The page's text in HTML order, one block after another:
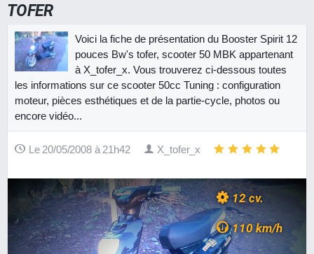
TOFER
Voici la fiche de présentation du Booster Spirit 12
pouces Bw's tofer, scooter 50 MBK appartenant
à X_tofer_x. Vous trouverez ci-dessous toutes
les informations sur ce scooter 50cc Tuning : configuration
moteur, pièces esthétiques et de la partie-cycle, photos ou
encore vidéo...
Le 20/05/2008 à 21h42 X_tofer_x
12 cv.
110 km/h